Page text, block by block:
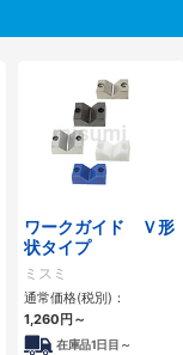
ワークガイド Ｖ形
状タイプ
ミスミ
通常価格(税別)：
1,260円 ～
在庫品1日目～